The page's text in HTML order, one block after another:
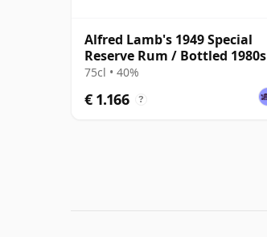
Alfred Lamb's 1949 Special
Reserve Rum / Bottled 1980s
75cl • 40%
€ 1.166 ?